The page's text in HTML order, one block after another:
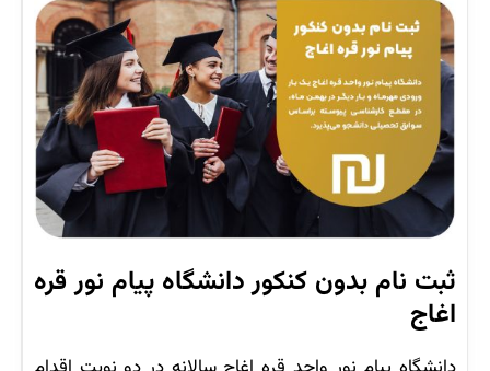
ثبت نام بدون کنکور دانشگاه پیام نور قره
اغاج